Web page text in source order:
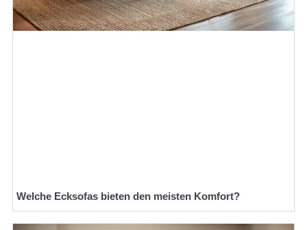
Welche Ecksofas bieten den meisten Komfort?